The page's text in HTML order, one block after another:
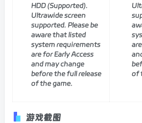
HDD (Supported).
Ultrawide screen
supported. Please be
aware that listed
system requirements
are for Early Access
and may change
before the full release
of the game.
of
游戏截图